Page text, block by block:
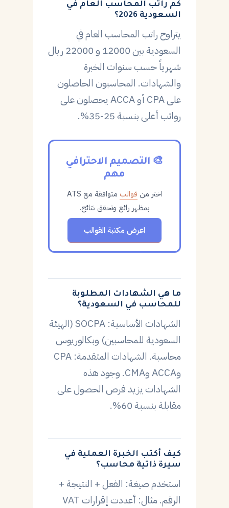
كم راتب المحاسب العام في
السعودية 2026؟
يتراوح راتب المحاسب العام في
السعودية بين 12000 و 22000 ريال
شهرياً حسب سنوات الخبرة
والشهادات. المحاسبون الحاصلون
على CPA أو ACCA يحصلون على
رواتب أعلى بنسبة 25-35%.
🎨 التصميم الاحترافي
مهم
اختر من قوالب
متوافقة مع ATS
بمظهر رائع وتحقق نتائج.
اعرض مكتبة القوالب
ما هي الشهادات المطلوبة
للمحاسب في السعودية؟
الشهادات الأساسية: SOCPA (الهيئة
السعودية للمحاسبين) وبكالوريوس
محاسبة. الشهادات المتقدمة: CPA
وACCA وCMA. وجود هذه
الشهادات يزيد فرص الحصول على
مقابلة بنسبة 60%.
كيف أكتب الخبرة العملية في
سيرة ذاتية محاسب؟
استخدم صيغة: الفعل + النتيجة +
الرقم. مثال: أعددت إقرارات VAT